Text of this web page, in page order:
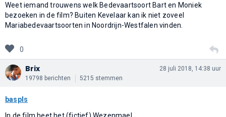
Weet iemand trouwens welk Bedevaartsoort Bart en Moniek
bezoeken in de film? Buiten Kevelaar kan ik niet zoveel
Mariabedevaartsoorten in Noordrijn-Westfalen vinden.
0
Brix
19798 berichten 5215 stemmen
28 juli 2018, 14:38 uur
baspls
In de film heet het (fictief) Wezenmael